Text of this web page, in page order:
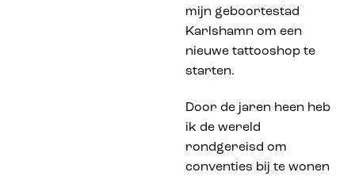
mijn geboortestad
Karlshamn om een
nieuwe tattooshop te
starten.
Door de jaren heen heb
ik de wereld
rondgereisd om
conventies bij te wonen